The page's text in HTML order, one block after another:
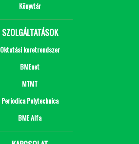
Könyvtár
SZOLGÁLTATÁSOK
Oktatási keretrendszer
BMEnet
MTMT
Periodica Polytechnica
BME Alfa